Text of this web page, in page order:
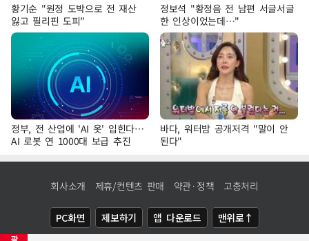
광
황기순 "원정 도박으로 전 재산
잃고 필리핀 도피"
정보석 "황정음 전 남편 서글서글
한 인상이었는데…"
정부, 전 산업에 'AI 옷' 입힌다…
AI 로봇 연 1000대 보급 추진
바다, 워터밤 공개저격 "말이 안
된다"
회사소개 제휴/컨텐츠 판매 약관·정책 고충처리
PC화면 제보하기 앱 다운로드 맨위로↑